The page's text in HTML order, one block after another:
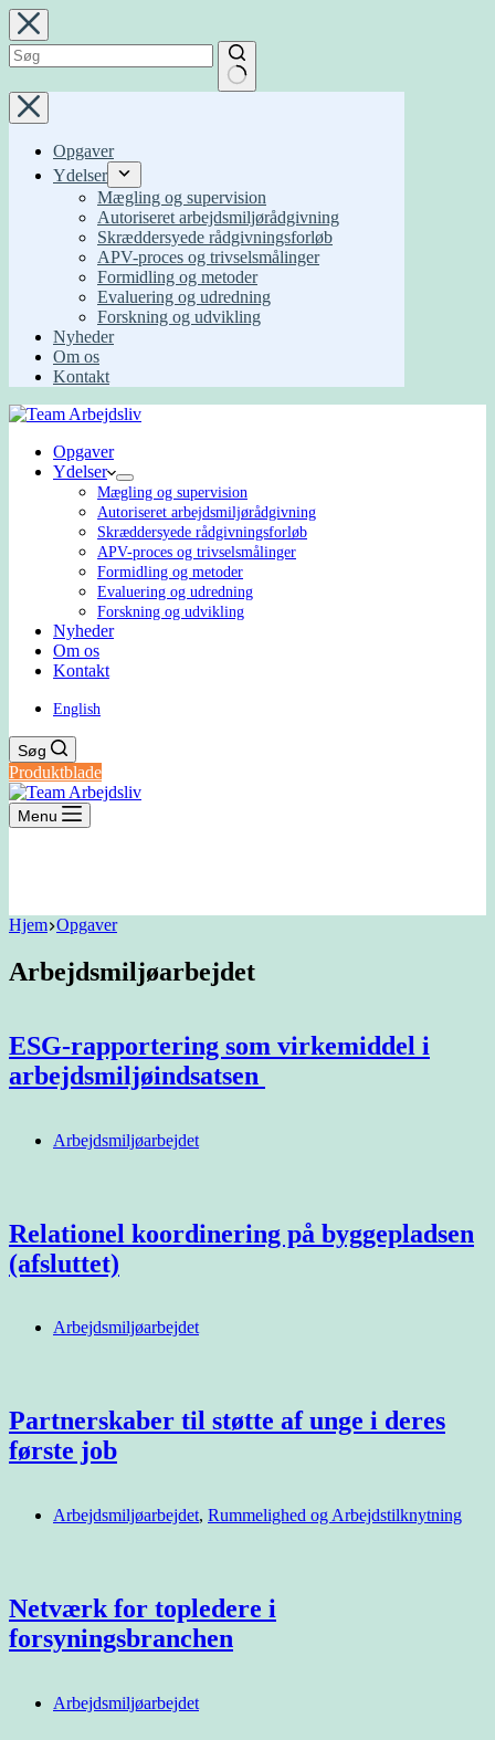
Fortsæt
til
indhold
Ingen
resultater
Opgaver
Ydelser
Mægling og supervision
Autoriseret arbejdsmiljørådgivning
Skræddersyede rådgivningsforløb
APV-proces og trivselsmålinger
Formidling og metoder
Evaluering og udredning
Forskning og udvikling
Nyheder
Om os
Kontakt
Opgaver
Ydelser
Mægling og supervision
Autoriseret arbejdsmiljørådgivning
Skræddersyede rådgivningsforløb
APV-proces og trivselsmålinger
Formidling og metoder
Evaluering og udredning
Forskning og udvikling
Nyheder
Om os
Kontakt
English
Søg
Produktblade
Menu
Hjem Opgaver
Arbejdsmiljøarbejdet
ESG-rapportering som virkemiddel i
arbejdsmiljøindsatsen
Arbejdsmiljøarbejdet
Relationel koordinering på byggepladsen
(afsluttet)
Arbejdsmiljøarbejdet
Partnerskaber til støtte af unge i deres
første job
Arbejdsmiljøarbejdet, Rummelighed og Arbejdstilknytning
Netværk for topledere i
forsyningsbranchen
Arbejdsmiljøarbejdet